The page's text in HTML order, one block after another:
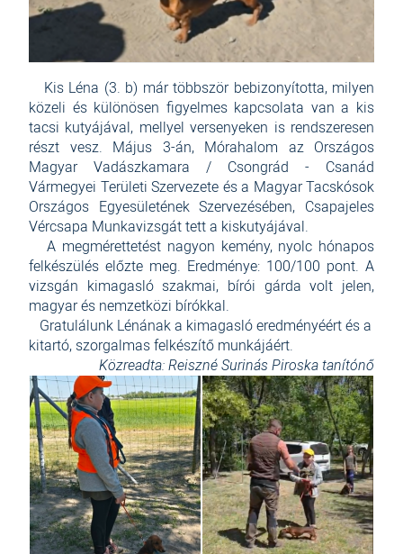
Kis Léna (3. b) már többször bebizonyította, milyen
közeli és különösen figyelmes kapcsolata van a kis
tacsi kutyájával, mellyel versenyeken is rendszeresen
részt vesz. Május 3-án, Mórahalom az Országos
Magyar Vadászkamara / Csongrád - Csanád
Vármegyei Területi Szervezete és a Magyar Tacskósok
Országos Egyesületének Szervezésében, Csapajeles
Vércsapa Munkavizsgát tett a kiskutyájával.
A megmérettetést nagyon kemény, nyolc hónapos
felkészülés előzte meg. Eredménye: 100/100 pont. A
vizsgán kimagasló szakmai, bírói gárda volt jelen,
magyar és nemzetközi bírókkal.
Gratulálunk Lénának a kimagasló eredményéért és a
kitartó, szorgalmas felkészítő munkájáért.
Közreadta: Reiszné Surinás Piroska tanítónő